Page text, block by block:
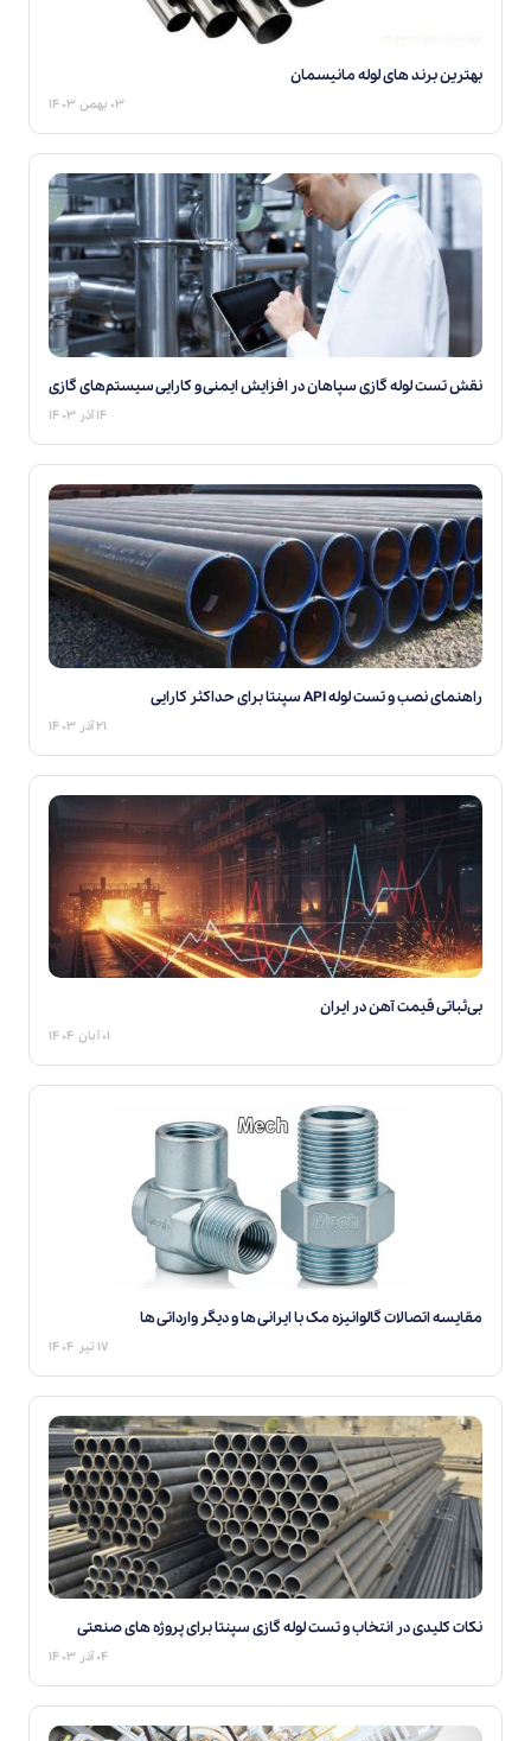
بهترین برند های لوله مانیسمان
۰۳ بهمن ۱۴۰۳
نقش تست لوله گازی سپاهان در افزایش ایمنی و کارایی سیستم‌های گازی
۱۴ آذر ۱۴۰۳
راهنمای نصب و تست لوله API سپنتا برای حداکثر کارایی
۲۱ آذر ۱۴۰۳
بی‌ثباتی قیمت آهن در ایران
۰۱ آبان ۱۴۰۴
مقایسه اتصالات گالوانیزه مک با ایرانی ها و دیگر وارداتی ها
۱۷ تیر ۱۴۰۴
نکات کلیدی در انتخاب و تست لوله گازی سپنتا برای پروژه‌ های صنعتی
۰۴ آذر ۱۴۰۳